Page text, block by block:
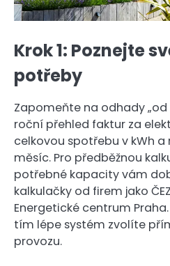
Krok 1: Poznejte
potřeby
Zapomeňte na odhady „od
roční přehled faktur za
celkovou spotřebu v kWh
měsíc. Pro předběžnou
potřebné kapacity vám
kalkulačky od firem jako
Energetické centrum
tím lépe systém zvolíte
provozu.